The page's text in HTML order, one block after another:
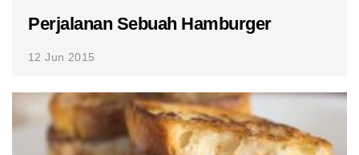
Perjalanan Sebuah Hamburger
12 Jun 2015